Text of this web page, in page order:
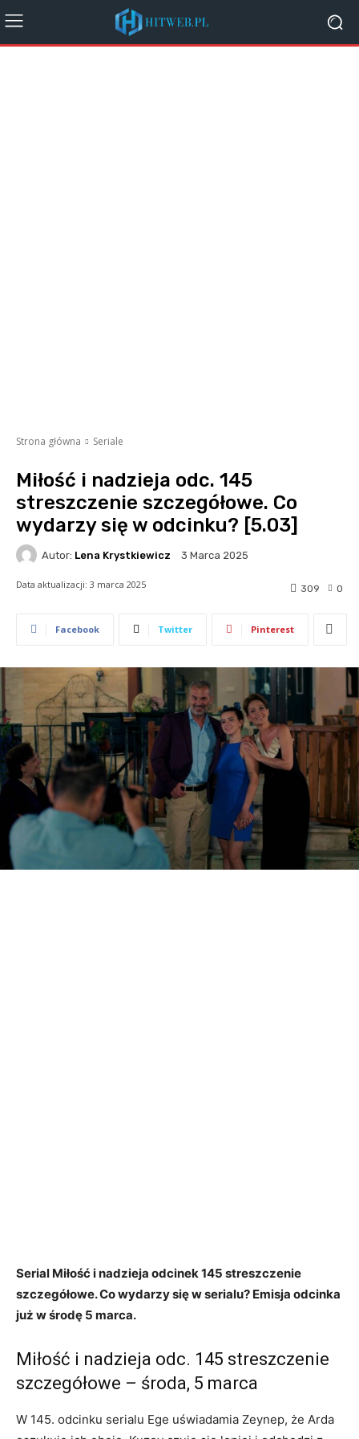
Strona główna Seriale
Miłość i nadzieja odc. 145
streszczenie szczegółowe. Co
wydarzy się w odcinku? [5.03]
Autor: Lena Krystkiewicz 3 Marca 2025
Data aktualizacji: 3 marca 2025 0
309
Facebook Twitter Pinterest
Serial Miłość i nadzieja odcinek 145 streszczenie
szczegółowe. Co wydarzy się w serialu? Emisja odcinka
już w środę 5 marca.
Miłość i nadzieja odc. 145 streszczenie
szczegółowe – środa, 5 marca
W 145. odcinku serialu Ege uświadamia Zeynep, że Arda